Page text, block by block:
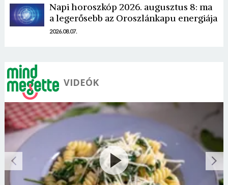
Napi horoszkóp 2026. augusztus 8: ma
a legerősebb az Oroszlánkapu energiája
2026.08.07.
VIDEÓK
Jelszó